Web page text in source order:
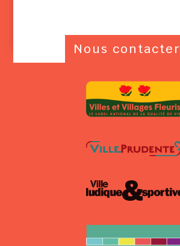
Nous contacter